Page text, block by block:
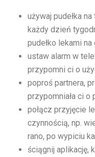
używaj pudełka
każdy dzień
pudełko lekami na
ustaw alarm w
przypomni ci o
poproś partnera,
przypomniała ci o
połącz przyjęcie
czynnością, np.
rano, po wypiciu
ściągnij aplikację,